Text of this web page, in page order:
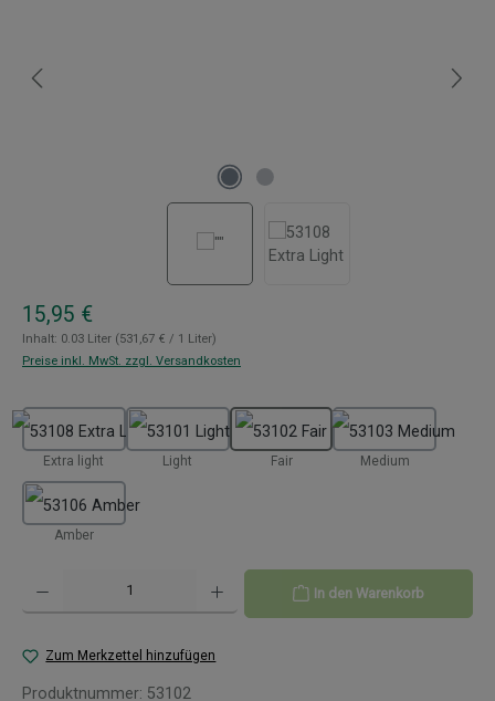
Regulärer Preis:
15,95 €
Inhalt: 0.03 Liter (531,67 € / 1 Liter)
Preise inkl. MwSt. zzgl. Versandkosten
auswählen
Extra light Light Fair Medium
Amber
Produkt Anzahl: Gib den gewünschten Wert ein oder benutze die Schaltflächen
In den Warenkorb
Zum Merkzettel hinzufügen
Produktnummer: 53102